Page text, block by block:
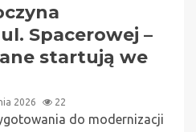
Spacerowej –
startują we
2026 22
do modernizacji